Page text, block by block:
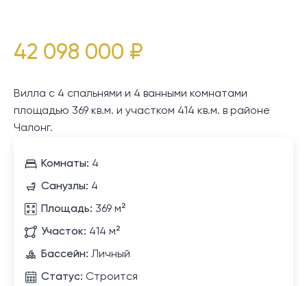
42 098 000 ₽
Вилла с 4 спальнями и 4 ванными комнатами
площадью 369 кв.м. и участком 414 кв.м. в районе
Чалонг.
Комнаты: 4
Санузлы: 4
Площадь: 369 м²
Участок: 414 м²
Бассейн: Личный
Статус: Строится